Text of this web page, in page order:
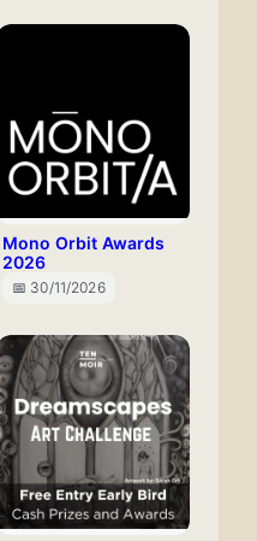
Mono Orbit Awards
2026
📅 30/11/2026